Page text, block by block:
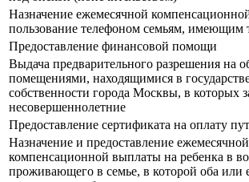
Назначение ежемесячной
пользование телефоном семьям, имеющим
Предоставление финансовой помощи
Выдача предварительного разрешения на
помещениями, находящимися в
собственности города Москвы, в которых
несовершеннолетние
Предоставление сертификата на оплату
Назначение и предоставление ежемесячной
компенсационной выплаты на ребенка в
проживающего в семье, в которой оба или